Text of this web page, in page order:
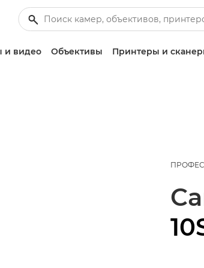
и видео Объективы Принтеры и